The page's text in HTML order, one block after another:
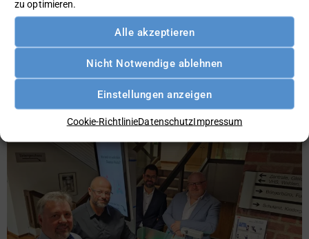
zu optimieren.
Alle akzeptieren
Nicht Notwendige ablehnen
Einstellungen anzeigen
Cookie-RichtlinieDatenschutzImpressum
Digitale Bürgerservices auch ohne eigenen
Zugang nutzen